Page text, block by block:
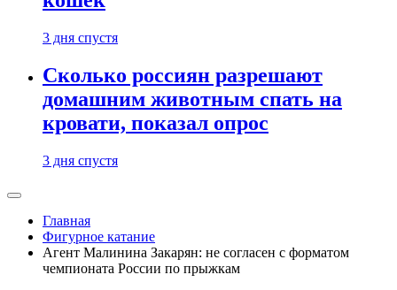
3 дня спустя
Сколько россиян разрешают
домашним животным спать на
кровати, показал опрос
3 дня спустя
Главная
Фигурное катание
Агент Малинина Закарян: не согласен с форматом
чемпионата России по прыжкам